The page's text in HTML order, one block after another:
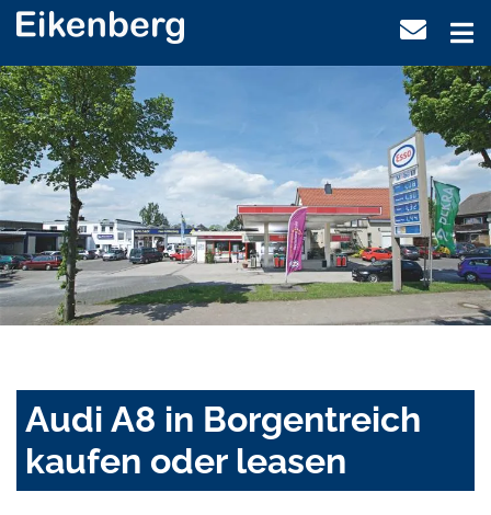
Audi A8 in Borgentreich
kaufen oder leasen